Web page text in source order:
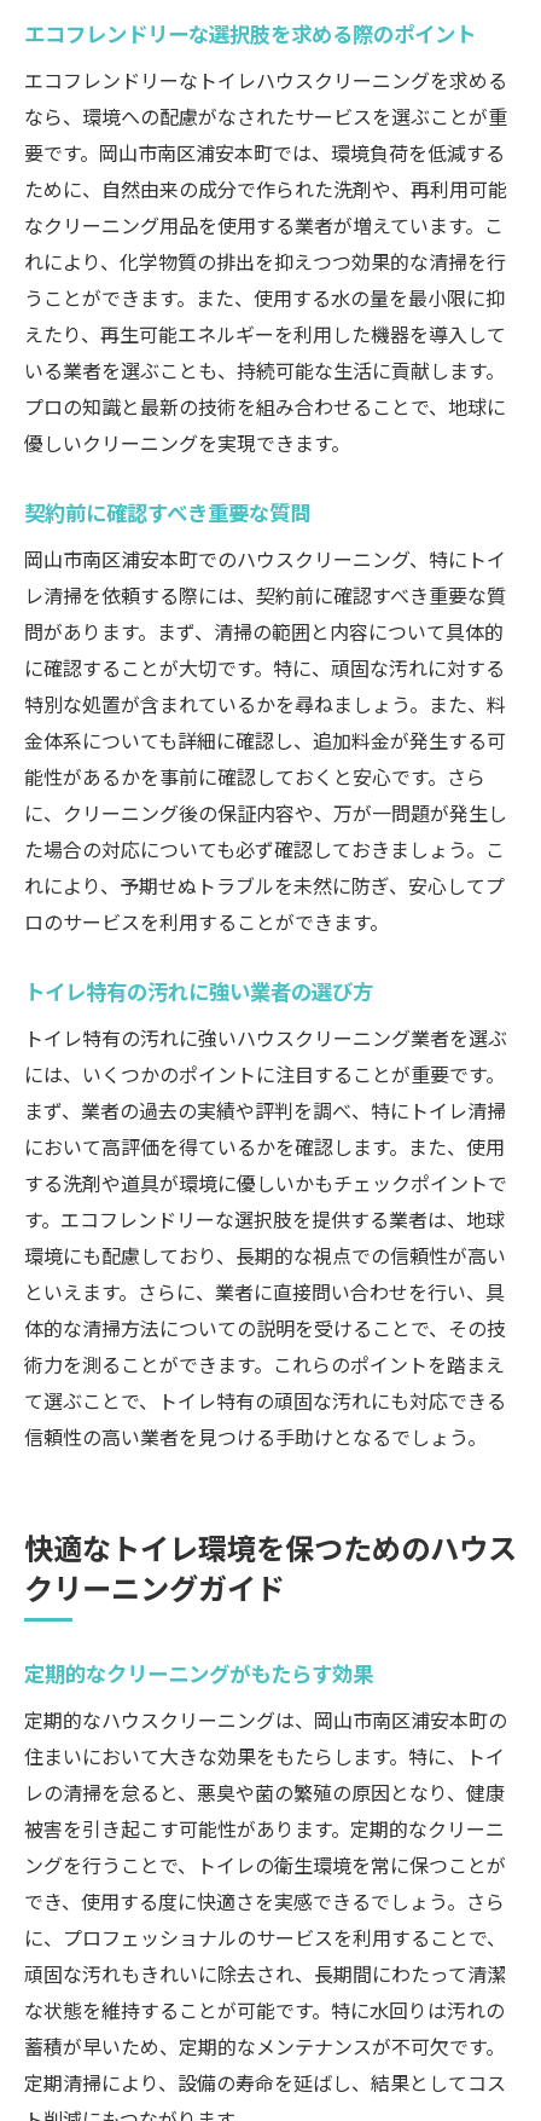
エコフレンドリーな選択肢を求める際のポイント
エコフレンドリーなトイレハウスクリーニングを求める
なら、環境への配慮がなされたサービスを選ぶことが重
要です。岡山市南区浦安本町では、環境負荷を低減する
ために、自然由来の成分で作られた洗剤や、再利用可能
なクリーニング用品を使用する業者が増えています。こ
れにより、化学物質の排出を抑えつつ効果的な清掃を行
うことができます。また、使用する水の量を最小限に抑
えたり、再生可能エネルギーを利用した機器を導入して
いる業者を選ぶことも、持続可能な生活に貢献します。
プロの知識と最新の技術を組み合わせることで、地球に
優しいクリーニングを実現できます。
契約前に確認すべき重要な質問
岡山市南区浦安本町でのハウスクリーニング、特にトイ
レ清掃を依頼する際には、契約前に確認すべき重要な質
問があります。まず、清掃の範囲と内容について具体的
に確認することが大切です。特に、頑固な汚れに対する
特別な処置が含まれているかを尋ねましょう。また、料
金体系についても詳細に確認し、追加料金が発生する可
能性があるかを事前に確認しておくと安心です。さら
に、クリーニング後の保証内容や、万が一問題が発生し
た場合の対応についても必ず確認しておきましょう。こ
れにより、予期せぬトラブルを未然に防ぎ、安心してプ
ロのサービスを利用することができます。
トイレ特有の汚れに強い業者の選び方
トイレ特有の汚れに強いハウスクリーニング業者を選ぶ
には、いくつかのポイントに注目することが重要です。
まず、業者の過去の実績や評判を調べ、特にトイレ清掃
において高評価を得ているかを確認します。また、使用
する洗剤や道具が環境に優しいかもチェックポイントで
す。エコフレンドリーな選択肢を提供する業者は、地球
環境にも配慮しており、長期的な視点での信頼性が高い
といえます。さらに、業者に直接問い合わせを行い、具
体的な清掃方法についての説明を受けることで、その技
術力を測ることができます。これらのポイントを踏まえ
て選ぶことで、トイレ特有の頑固な汚れにも対応できる
信頼性の高い業者を見つける手助けとなるでしょう。
快適なトイレ環境を保つためのハウス
クリーニングガイド
定期的なクリーニングがもたらす効果
定期的なハウスクリーニングは、岡山市南区浦安本町の
住まいにおいて大きな効果をもたらします。特に、トイ
レの清掃を怠ると、悪臭や菌の繁殖の原因となり、健康
被害を引き起こす可能性があります。定期的なクリーニ
ングを行うことで、トイレの衛生環境を常に保つことが
でき、使用する度に快適さを実感できるでしょう。さら
に、プロフェッショナルのサービスを利用することで、
頑固な汚れもきれいに除去され、長期間にわたって清潔
な状態を維持することが可能です。特に水回りは汚れの
蓄積が早いため、定期的なメンテナンスが不可欠です。
定期清掃により、設備の寿命を延ばし、結果としてコス